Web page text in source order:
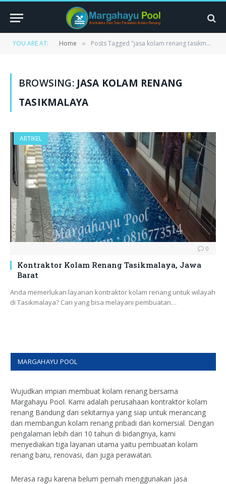
YOU ARE AT: Home » Posts Tagged "jasa kolam renang tasikmalaya"
BROWSING: JASA KOLAM RENANG
TASIKMALAYA
ARTIKEL
0
Kontraktor Kolam Renang Tasikmalaya, Jawa
Barat
Anda memerlukan layanan kontraktor kolam renang untuk wilayah
di Tasikmalaya? Cari yang bisa melayani pembuatan…
MARGAHAYU POOL
Wujudkan impian membuat kolam renang bersama
Margahayu Pool. Kami adalah perusahaan kontraktor kolam
renang Bandung dan sekitarnya yang siap untuk merancang
dan membangun kolam renang pribadi dan komersial. Dengan
pengalaman lebih dari 10 tahun di bidangnya, kami
menyediakan tiga layanan utama yaitu pembuatan kolam
renang baru, renovasi, dan juga perawatan.
Merasa ragu karena belum pernah menggunakan jasa